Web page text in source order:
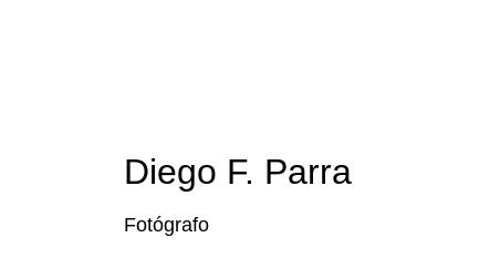
Diego F. Parra
Fotógrafo